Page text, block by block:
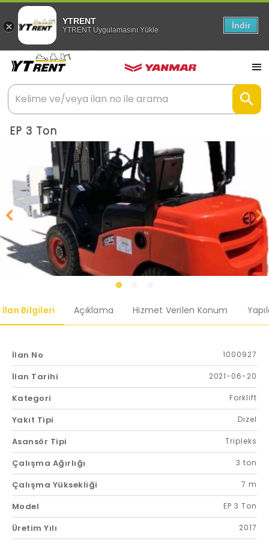
YTRENT
YTRENT Uygulamasını Yükle İndir
EP 3 Ton
İlan Bilgileri Açıklama Hizmet Verilen Konum
İlan No 1000927
İlan Tarihi 2021-06-20
Kategori Forklift
Yakıt Tipi Dizel
Asansör Tipi Tripleks
Çalışma Ağırlığı 3 ton
Çalışma Yüksekliği 7 m
Model EP 3 Ton
Üretim Yılı 2017